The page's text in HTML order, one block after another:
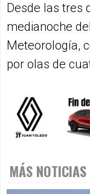
Desde las tres
medianoche
Meteorología,
por olas de
MÁS NOTICIAS